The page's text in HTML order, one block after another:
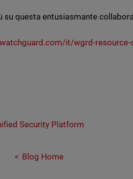
questa entusiasmante
it/wgrd-
Security Platform
Blog Home